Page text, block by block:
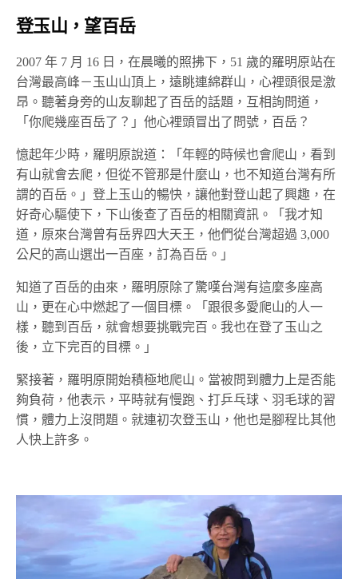
登玉山，望百岳
2007 年 7 月 16 日，在晨曦的照拂下，51 歲的羅明原站在
台灣最高峰－玉山山頂上，遠眺連綿群山，心裡頭很是激
昂。聽著身旁的山友聊起了百岳的話題，互相詢問道，
「你爬幾座百岳了？」他心裡頭冒出了問號，百岳？
憶起年少時，羅明原說道：「年輕的時候也會爬山，看到
有山就會去爬，但從不管那是什麼山，也不知道台灣有所
謂的百岳。」登上玉山的暢快，讓他對登山起了興趣，在
好奇心驅使下，下山後查了百岳的相關資訊。「我才知
道，原來台灣曾有岳界四大天王，他們從台灣超過 3,000
公尺的高山選出一百座，訂為百岳。」
知道了百岳的由來，羅明原除了驚嘆台灣有這麼多座高
山，更在心中燃起了一個目標。「跟很多愛爬山的人一
樣，聽到百岳，就會想要挑戰完百。我也在登了玉山之
後，立下完百的目標。」
緊接著，羅明原開始積極地爬山。當被問到體力上是否能
夠負荷，他表示，平時就有慢跑、打乒乓球、羽毛球的習
慣，體力上沒問題。就連初次登玉山，他也是腳程比其他
人快上許多。